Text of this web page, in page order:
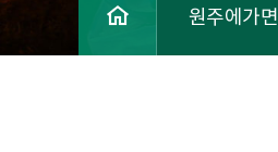
원주에가면